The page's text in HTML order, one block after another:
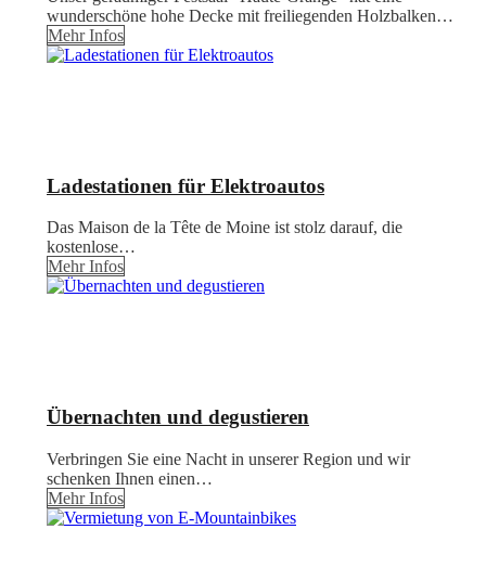
wunderschöne hohe Decke mit freiliegenden Holzbalken…
Mehr Infos
Ladestationen für Elektroautos
Das Maison de la Tête de Moine ist stolz darauf, die
kostenlose…
Mehr Infos
Übernachten und degustieren
Verbringen Sie eine Nacht in unserer Region und wir
schenken Ihnen einen…
Mehr Infos